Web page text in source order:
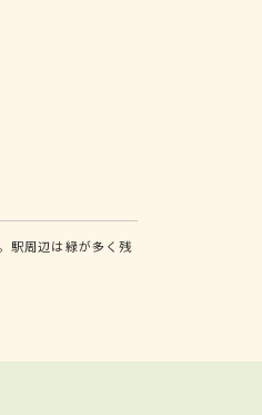
駅周辺は緑が多く残